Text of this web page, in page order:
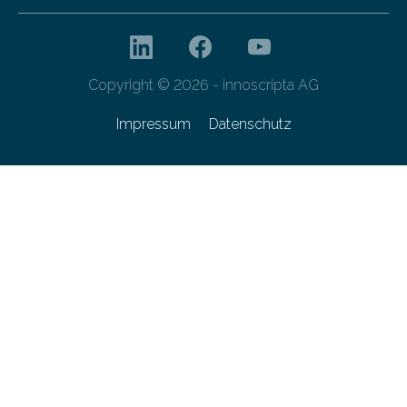
Copyright © 2026 - innoscripta AG
Impressum Datenschutz